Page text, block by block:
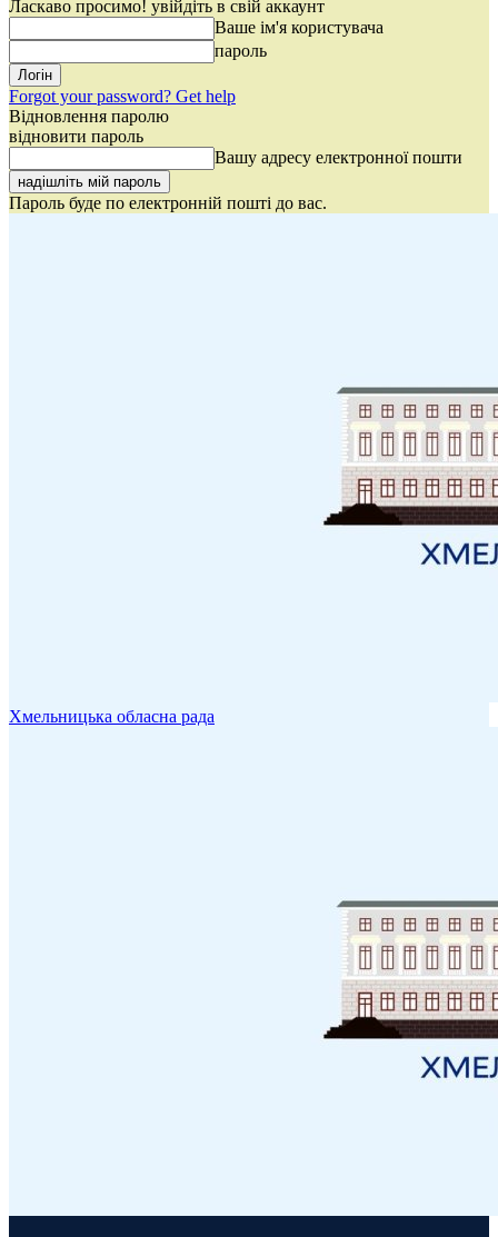
Ласкаво просимо! увійдіть в свій аккаунт
Ваше ім'я користувача
пароль
Forgot your password? Get help
Відновлення паролю
відновити пароль
Вашу адресу електронної пошти
Пароль буде по електронній пошті до вас.
Хмельницька обласна рада